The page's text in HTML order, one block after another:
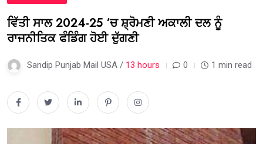
ਵਿੱਤੀ ਸਾਲ 2024-25 ‘ਚ ਸ਼੍ਰੋਮਣੀ ਅਕਾਲੀ ਦਲ ਨੂੰ
ਰਾਜਨੀਤਿਕ ਫੰਡਿੰਗ ਹੋਈ ਦੁੱਗਣੀ
Sandip Punjab Mail USA / 13 hours 0 1 min read